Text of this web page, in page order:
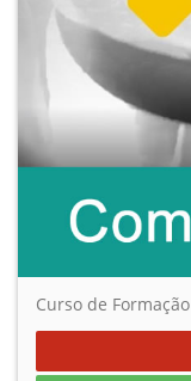
Curso de Formação